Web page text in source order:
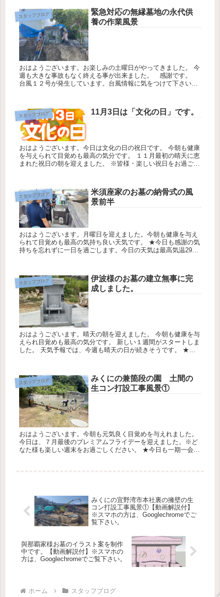
スタッフブログ
緊急対応の無縁墓地の永代供
養の作業風景
おはようございます。お楽しみの土曜日がやってきました。 今
週も大きな事故もなく終える事が出来ました。 感謝です。
台風１２号が発生しています。台風情報に気をつけて下さい。
スタッフブログ 11月3日は「文化の日」です。
おはようございます。今日は文化の日の祝日です。 今朝も健康
を与えられて目覚めも最高の気分です。 １１月最初の晴天に恵
まれた祝日の朝を迎えました。 ※皆様・楽しい祝日をお過ごし
スタッフブログ
米須座家のお墓の納骨式の風
景前半
おはようございます。月曜日を迎えました。今朝も健康を与え
られて目覚めも最高の気持ち良い天気です。 ★今日も感謝の気
持ちを忘れずに一日を過ごします。今日の天気は最高気温29℃
スタッフブログ
伊波様のお墓の建立無事に完
成しました。
おはようございます。晴天の朝を迎えました。 今朝も健康を与
えられ目覚めも最高の気分です。 新しい１週間がスタートしま
した。 天気予報では、今週も晴天の日が続きそうです。 ★熱
スタッフブログ
みくにの兼箇段の園 土間の
生コン打設工事風景①
おはようございます。今朝も元気良く目覚めを与えれました。
今日は、７月最後のプレミアムフライデーを迎えました。※ど
なた様も楽しい週末をお過ごしください。 ★今日も一期一会の
みくにの宜野湾市本社裏の擁壁の生
コン打設工事風景①【動画解説付】
※スマホの方は、Googlechromeでご
覧下さい。
與那覇家様お墓のイラスト案を制作
中です。【動画解説付】※スマホの
方は、Googlechromeでご覧下さい。
ホーム スタッフブログ